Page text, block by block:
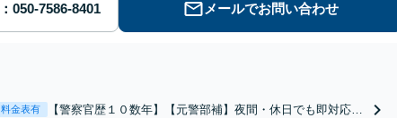
メールでお問い合わせ
料金表有
【警察官歴１０数年】【元警部補】夜間・休日でも即対応！